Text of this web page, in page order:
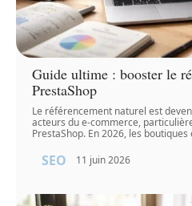
Guide ultime : booster le
PrestaShop
Le référencement naturel est
acteurs du e-commerce,
PrestaShop. En 2026, les boutiques
SEO 11 juin 2026